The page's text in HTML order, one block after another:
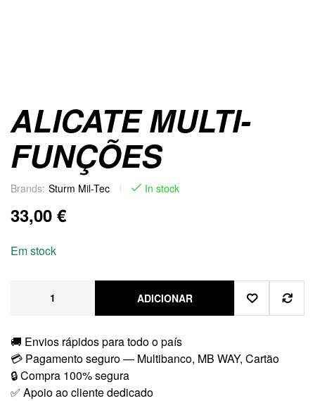
ALICATE MULTI-
FUNÇÕES
Brands: Sturm Mil-Tec In stock
33,00 €
Em stock
ADICIONAR
🚚 Envios rápidos para todo o país
💳 Pagamento seguro — Multibanco, MB WAY, Cartão
🔒 Compra 100% segura
✅ Apoio ao cliente dedicado